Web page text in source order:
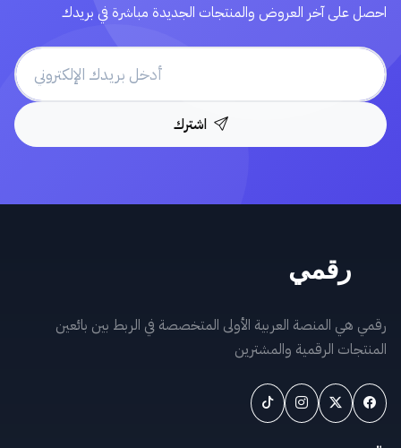
احصل على آخر العروض والمنتجات الجديدة مباشرة في بريدك
اشترك
رقمي هي المنصة العربية الأولى المتخصصة في الربط بين بائعين
المنتجات الرقمية والمشترين